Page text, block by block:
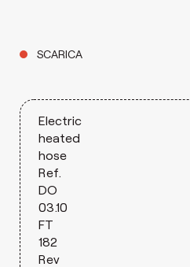
SCARICA
Electric
heated
hose
Ref.
DO
03.10
FT
182
Rev